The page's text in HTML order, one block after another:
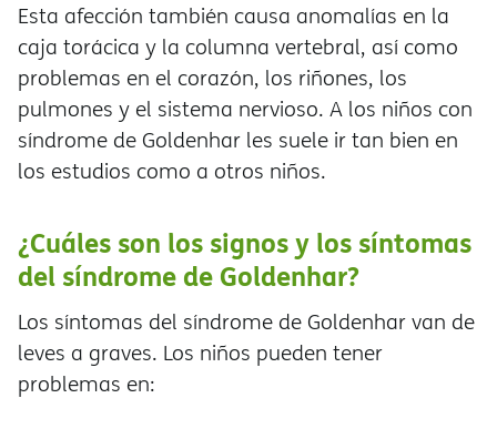
Esta afección también causa anomalías en la
caja torácica y la columna vertebral, así como
problemas en el corazón, los riñones, los
pulmones y el sistema nervioso. A los niños con
síndrome de Goldenhar les suele ir tan bien en
los estudios como a otros niños.
¿Cuáles son los signos y los síntomas
del síndrome de Goldenhar?
Los síntomas del síndrome de Goldenhar van de
leves a graves. Los niños pueden tener
problemas en: